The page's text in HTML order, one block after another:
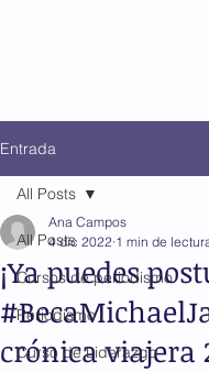
Entrada
All Posts
Cursos de periodismo
Periodismo
Curso de Liderazgo
All Posts
¡Ya puedes
crónica viajera
Ana Campos
4 dic 2022 1 min de